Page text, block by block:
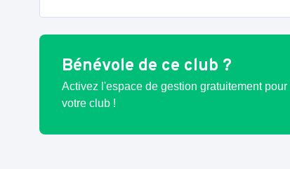
Bénévole de ce club ?
Activez l'espace de gestion gratuitement pour
votre club !